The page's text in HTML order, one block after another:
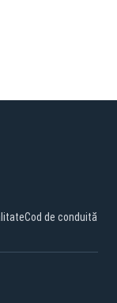
Cod de conduită